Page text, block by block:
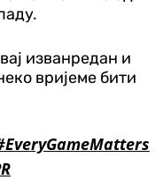
изванредан и
вријеме бити